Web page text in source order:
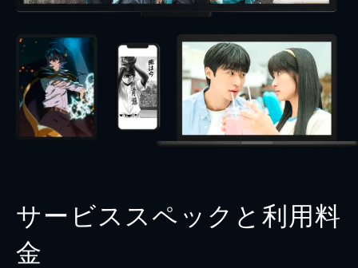
サービススペックと利用料
金